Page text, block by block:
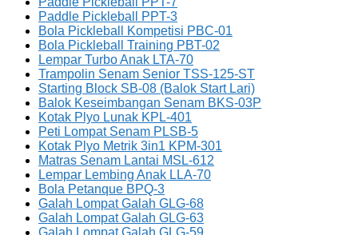
Paddle Pickleball PPT-3
Bola Pickleball Kompetisi PBC-01
Bola Pickleball Training PBT-02
Lempar Turbo Anak LTA-70
Trampolin Senam Senior TSS-125-ST
Starting Block SB-08 (Balok Start Lari)
Balok Keseimbangan Senam BKS-03P
Kotak Plyo Lunak KPL-401
Peti Lompat Senam PLSB-5
Kotak Plyo Metrik 3in1 KPM-301
Matras Senam Lantai MSL-612
Lempar Lembing Anak LLA-70
Bola Petanque BPQ-3
Galah Lompat Galah GLG-68
Galah Lompat Galah GLG-63
Galah Lompat Galah GLG-59